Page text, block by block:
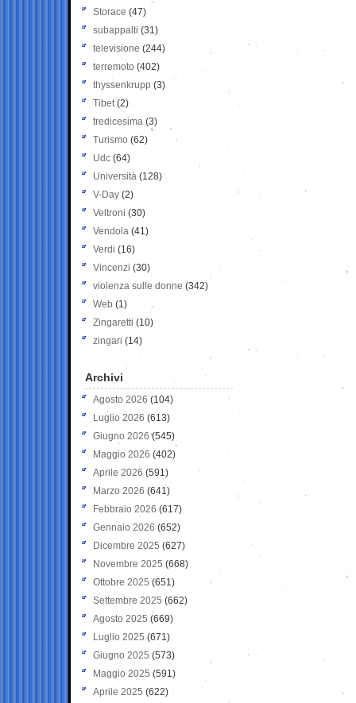
Storace (47)
subappalti (31)
televisione(244)
terremoto (402)
thyssenkrupp (3)
Tibet(2)
tredicesima (3)
Turismo (62)
Udc (64)
Università (128)
V-Day (2)
Veltroni (30)
Vendola (41)
Verdi (16)
Vincenzi (30)
violenza sulle donne (342)
Web (1)
Zingaretti (10)
zingari (14)
Archivi
Agosto 2026 (104)
Luglio 2026 (613)
Giugno 2026 (545)
Maggio 2026 (402)
Aprile 2026 (591)
Marzo 2026 (641)
Febbraio 2026 (617)
Gennaio 2026 (652)
Dicembre 2025 (627)
Novembre 2025 (668)
Ottobre 2025 (651)
Settembre 2025 (662)
Agosto 2025 (669)
Luglio 2025 (671)
Giugno 2025 (573)
Maggio 2025 (591)
Aprile 2025 (622)